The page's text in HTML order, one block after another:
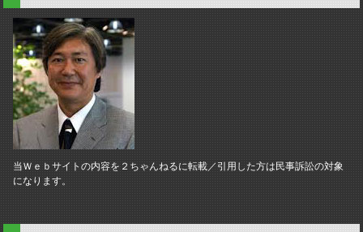
当Ｗｅｂサイトの内容を２ちゃんねるに転載／引用した方は民事訴訟の対象
になります。